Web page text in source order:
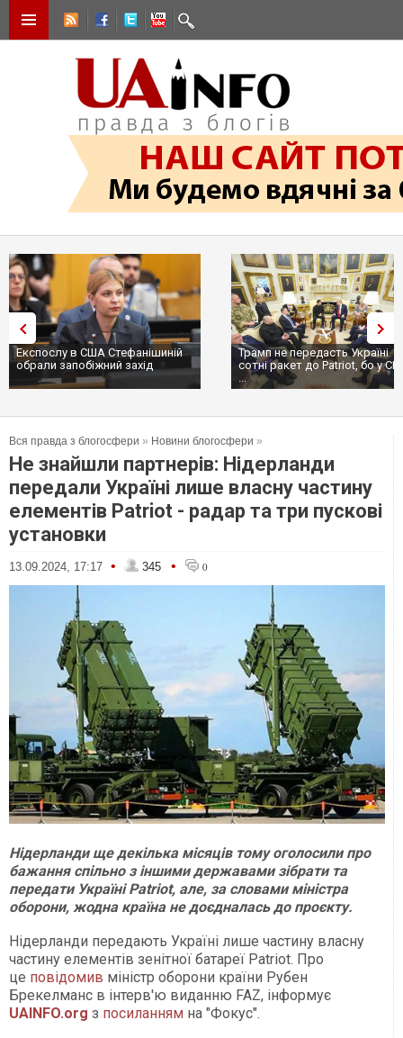
Експослу в США Стефанішиній
обрали запобіжний захід
Трамп не передасть Україні
сотні ракет до Patriot, бо у
...
Вся правда з блогосфери » Новини блогосфери »
Не знайшли партнерів: Нідерланди
передали Україні лише власну частину
елементів Patriot - радар та три пускові
установки
13.09.2024, 17:17 • 345 • 0
Нідерланди ще декілька місяців тому оголосили про
бажання спільно з іншими державами зібрати та
передати Україні Patriot, але, за словами міністра
оборони, жодна країна не доєдналась до проєкту.
Нідерланди передають Україні лише частину власну
частину елементів зенітної батареї Patriot. Про
це повідомив міністр оборони країни Рубен
Брекелманс в інтерв'ю виданню FAZ, інформує
UAINFO.org з посиланням на "Фокус".